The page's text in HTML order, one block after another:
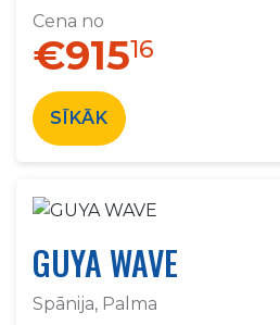
Cena no
€91516
SĪKĀK
GUYA WAVE
Spānija, Palma